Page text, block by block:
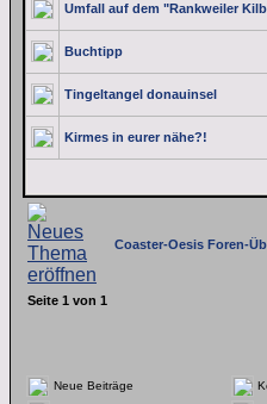
Umfall auf dem "Rankweiler
Buchtipp
Tingeltangel donauinsel
Kirmes in eurer nähe?!
Coaster-Oesis Foren-
Seite 1 von 1
Neue Beiträge